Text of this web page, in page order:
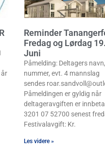
Reminder
Fredag og Lørdag
Juni
Påmelding: Deltagers
nummer, evt. 4 mannslag
sendes
Påmeldingen er gyldig når
deltageravgiften er
3201 07 52700 senest
Festivalavgift: Kr.
Les videre »